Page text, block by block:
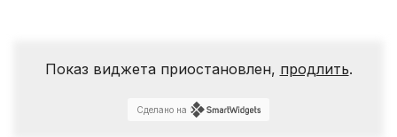
Показ виджета приостановлен, продлить.
Сделано на